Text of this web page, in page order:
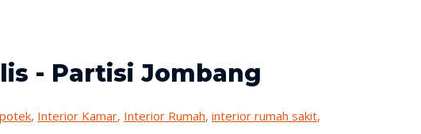
- Partisi Jombang
, Interior Kamar, Interior Rumah, interior rumah sakit,